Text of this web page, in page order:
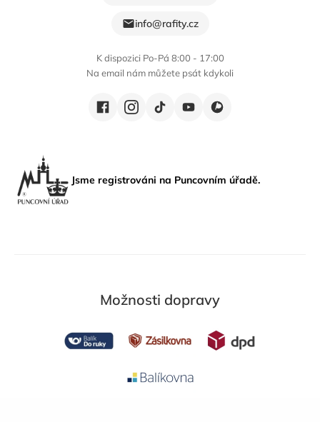
info@rafity.cz
K dispozici Po-Pá 8:00 - 17:00
Na email nám můžete psát kdykoli
Jsme registrováni na Puncovním úřadě.
Možnosti dopravy